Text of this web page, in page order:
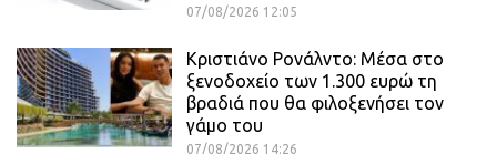
07/08/2026 12:05
Κριστιάνο Ρονάλντο: Μέσα στο
ξενοδοχείο των 1.300 ευρώ τη
βραδιά που θα φιλοξενήσει τον
γάμο του
07/08/2026 14:26